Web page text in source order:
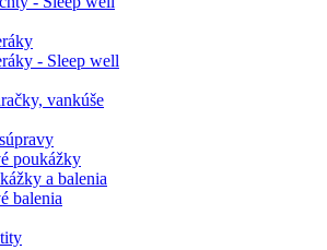
- Sleep well
vankúše
poukážky
a balenia
balenia